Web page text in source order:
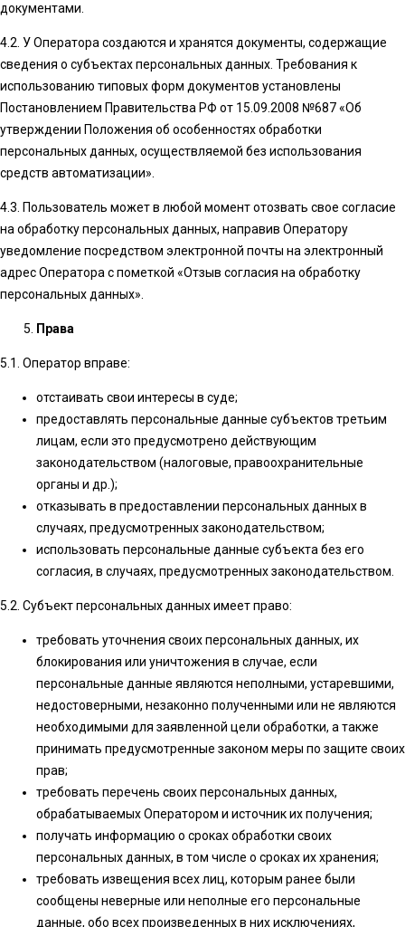
документами.
4.2. У Оператора создаются и хранятся документы, содержащие
сведения о субъектах персональных данных. Требования к
использованию типовых форм документов установлены
Постановлением Правительства РФ от 15.09.2008 №687 «Об
утверждении Положения об особенностях обработки
персональных данных, осуществляемой без использования
средств автоматизации».
4.3. Пользователь может в любой момент отозвать свое согласие
на обработку персональных данных, направив Оператору
уведомление посредством электронной почты на электронный
адрес Оператора с пометкой «Отзыв согласия на обработку
персональных данных».
Права
5.1. Оператор вправе:
отстаивать свои интересы в суде;
предоставлять персональные данные субъектов третьим
лицам, если это предусмотрено действующим
законодательством (налоговые, правоохранительные
органы и др.);
отказывать в предоставлении персональных данных в
случаях, предусмотренных законодательством;
использовать персональные данные субъекта без его
согласия, в случаях, предусмотренных законодательством.
5.2. Субъект персональных данных имеет право:
требовать уточнения своих персональных данных, их
блокирования или уничтожения в случае, если
персональные данные являются неполными, устаревшими,
недостоверными, незаконно полученными или не являются
необходимыми для заявленной цели обработки, а также
принимать предусмотренные законом меры по защите своих
прав;
требовать перечень своих персональных данных,
обрабатываемых Оператором и источник их получения;
получать информацию о сроках обработки своих
персональных данных, в том числе о сроках их хранения;
требовать извещения всех лиц, которым ранее были
сообщены неверные или неполные его персональные
данные, обо всех произведенных в них исключениях,